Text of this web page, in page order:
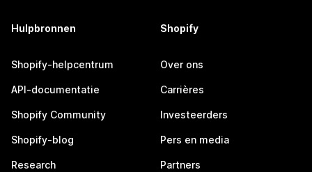
Hulpbronnen
Shopify-helpcentrum
API-documentatie
Shopify Community
Shopify-blog
Research
Shopify
Over ons
Carrières
Investeerders
Pers en media
Partners